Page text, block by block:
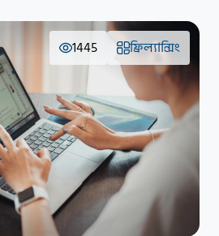
1445 ফ্রিল্যান্সিং